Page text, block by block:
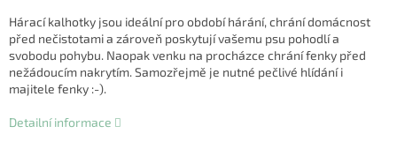
Hárací kalhotky jsou ideální pro období hárání, chrání domácnost
před nečistotami a zároveň poskytují vašemu psu pohodlí a
svobodu pohybu. Naopak venku na procházce chrání fenky před
nežádoucím nakrytím. Samozřejmě je nutné pečlivé hlídání i
majitele fenky :-).
Detailní informace